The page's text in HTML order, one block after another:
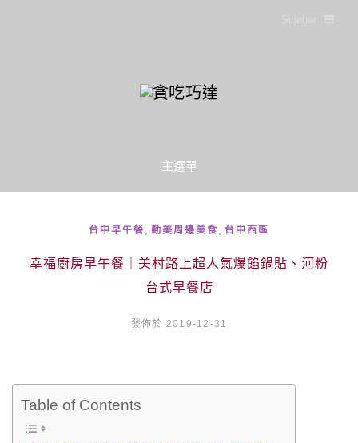
主選單
台中早午餐 勤美周邊美食 台中西區
幸福廚房早午餐｜美村路上超人氣爆餡鍋貼、河粉
台式早餐店
發佈於 2019-12-31
Table of Contents